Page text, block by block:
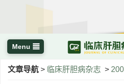
Menu
文章导航 > 临床肝胆病杂志 >